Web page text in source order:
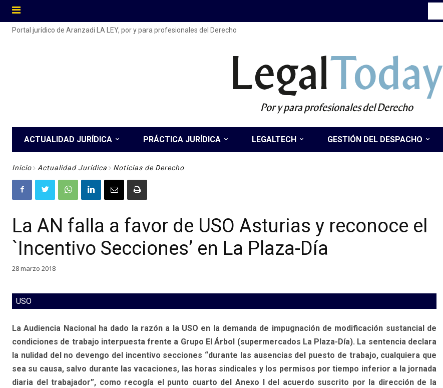
Portal jurídico de Aranzadi LA LEY, por y para profesionales del Derecho
LegalToday
Por y para profesionales del Derecho
ACTUALIDAD JURÍDICA PRÁCTICA JURÍDICA LEGALTECH GESTIÓN DEL DESPACHO
Inicio Actualidad Jurídica Noticias de Derecho
La AN falla a favor de USO Asturias y reconoce el
`Incentivo Secciones’ en La Plaza-Día
28 marzo 2018
USO
La Audiencia Nacional ha dado la razón a la USO en la demanda de impugnación de modificación sustancial de
condiciones de trabajo interpuesta frente a Grupo El Árbol (supermercados La Plaza-Día). La sentencia declara
la nulidad del no devengo del incentivo secciones “durante las ausencias del puesto de trabajo, cualquiera que
sea su causa, salvo durante las vacaciones, las horas sindicales y los permisos por tiempo inferior a la jornada
diaria del trabajador”, como recogía el punto cuarto del Anexo I del acuerdo suscrito por la dirección de la